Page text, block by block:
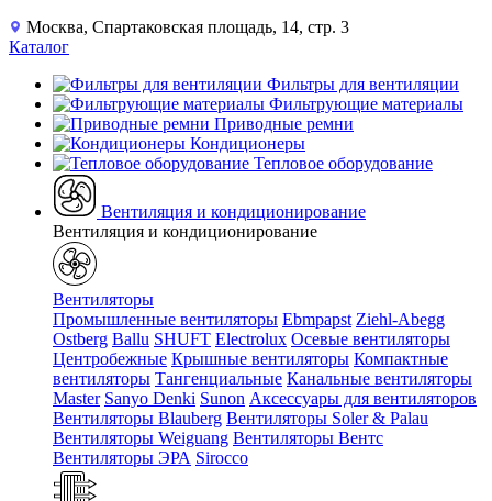
Москва, Спартаковская площадь, 14, стр. 3
Каталог
Фильтры для вентиляции
Фильтрующие материалы
Приводные ремни
Кондиционеры
Тепловое оборудование
Вентиляция и кондиционирование
Вентиляция и кондиционирование
Вентиляторы
Промышленные вентиляторы Ebmpapst Ziehl-Abegg
Ostberg Ballu SHUFT Electrolux Осевые вентиляторы
Центробежные Крышные вентиляторы Компактные
вентиляторы Тангенциальные Канальные вентиляторы
Master Sanyo Denki Sunon Аксессуары для вентиляторов
Вентиляторы Blauberg Вентиляторы Soler & Palau
Вентиляторы Weiguang Вентиляторы Вентс
Вентиляторы ЭРА Sirocco